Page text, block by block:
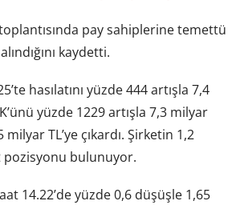
pay sahiplerine temettü
kaydetti.
hasılatını yüzde 444 artışla 7,4
yüzde 1229 artışla 7,3 milyar
milyar TL’ye çıkardı. Şirketin 1,2
pozisyonu bulunuyor.
14.22’de yüzde 0,6 düşüşle 1,65